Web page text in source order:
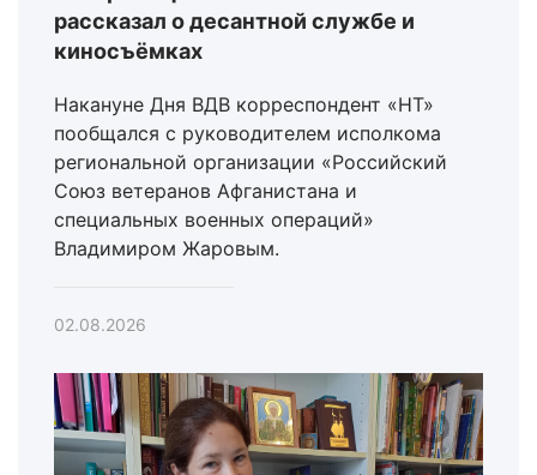
рассказал о десантной службе и
киносъёмках
Накануне Дня ВДВ корреспондент «НТ»
пообщался с руководителем исполкома
региональной организации «Российский
Союз ветеранов Афганистана и
специальных военных операций»
Владимиром Жаровым.
02.08.2026